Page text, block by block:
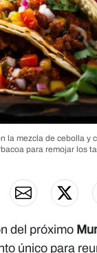
la mezcla de cebolla y
para remojar los
del próximo
único para